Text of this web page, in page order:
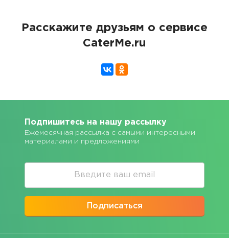
Расскажите друзьям о сервисе
CaterMe.ru
Подпишитесь на нашу рассылку
Ежемесячная рассылка с самыми интересными
материалами и предложениями
Подписаться